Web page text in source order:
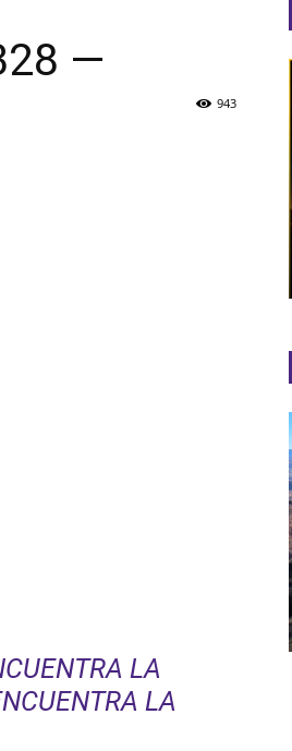
—
943
LA
LA